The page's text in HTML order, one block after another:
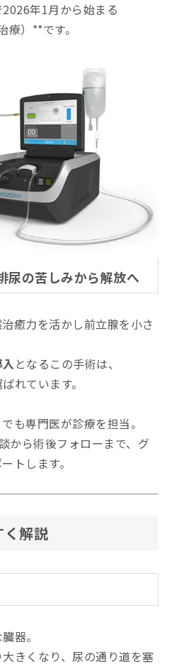
年1月から始まる
療）**です。
尿の苦しみから解放へ
癒力を活かし前立腺を小さ
となるこの手術は、
れています。
も専門医が診療を担当。
から術後フォローまで、グ
トします。
く解説
器。
きくなり、尿の通り道を塞